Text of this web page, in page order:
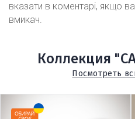
вказати в коментарі, якщо
вмикач.
Коллекция
Посмотреть